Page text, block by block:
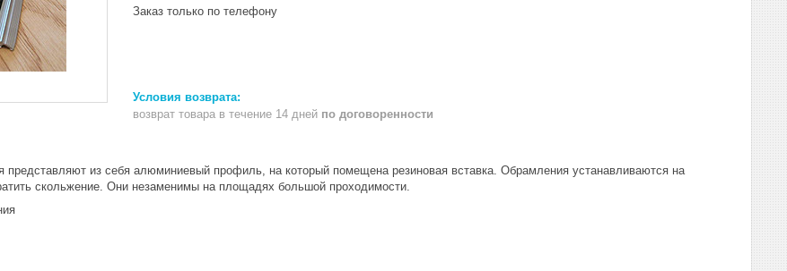
Заказ только по телефону
возврат товара в течение 14 дней по договоренности
представляют из себя алюминиевый профиль, на который помещена резиновая вставка. Обрамления устанавливаются на
скольжение. Они незаменимы на площадях большой проходимости.